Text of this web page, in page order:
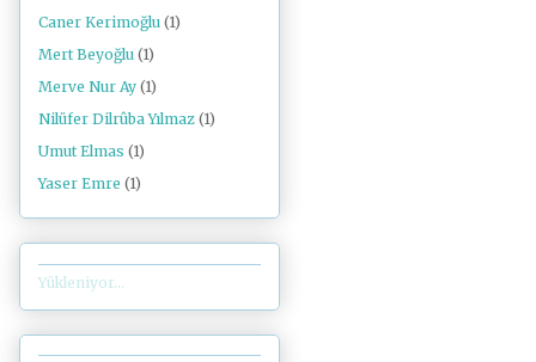
Caner Kerimoğlu (1)
Mert Beyoğlu (1)
Merve Nur Ay (1)
Nilüfer Dilrûba Yılmaz (1)
Umut Elmas (1)
Yaser Emre (1)
Yükleniyor...